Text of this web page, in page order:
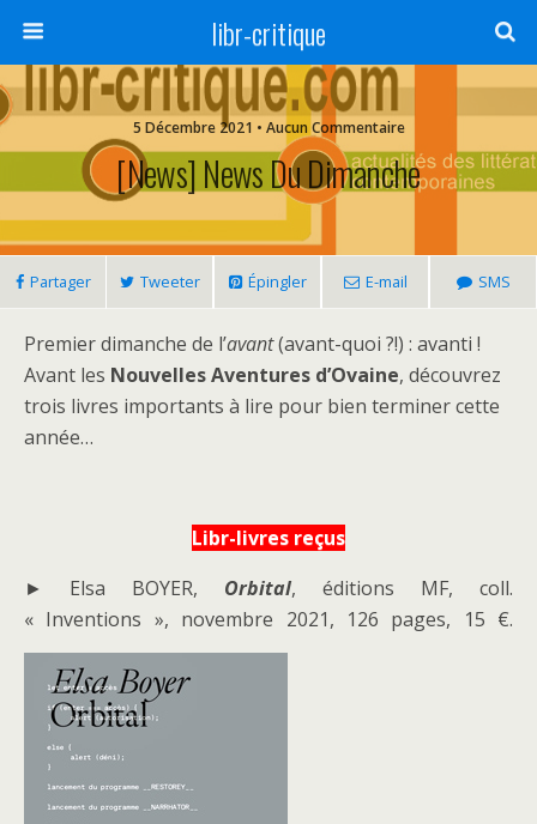
libr-critique
5 Décembre 2021 • Aucun Commentaire
[News] News Du Dimanche
Partager Tweeter Épingler E-mail SMS
Premier dimanche de l’avant(avant-quoi ?!) : avanti !
Avant les Nouvelles Aventures d’Ovaine, découvrez
trois livres importants à lire pour bien terminer cette
année…
Libr-livres reçus
► Elsa BOYER, Orbital, éditions MF, coll.
« Inventions », novembre 2021, 126 pages, 15 €.